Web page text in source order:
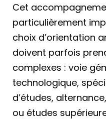
Cet
particulièrement
choix d’orientation
doivent parfois
complexes : voie
technologique,
d’études,
ou études